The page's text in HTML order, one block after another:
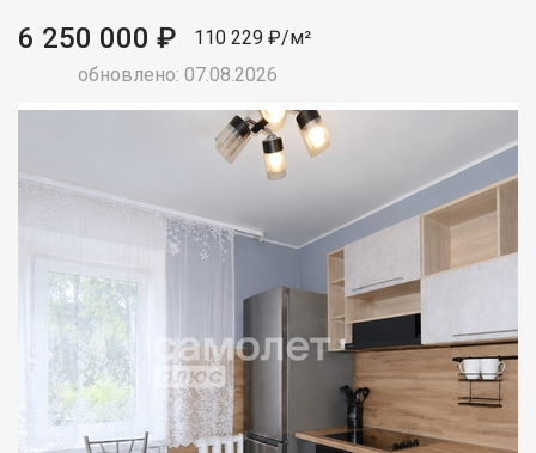
6 250 000 ₽
110 229 ₽/м²
обновлено: 07.08.2026